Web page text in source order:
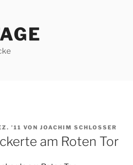
’11 VON JOACHIM SCHLOSSER
am Roten Tor